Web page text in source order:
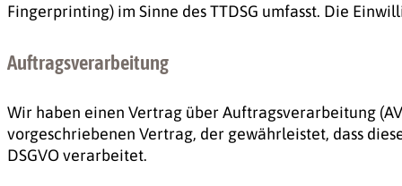
Fingerprinting) im Sinne des TTDSG umfasst. Die
Auftragsverarbeitung
Wir haben einen Vertrag über Auftragsverarbeitung
vorgeschriebenen Vertrag, der gewährleistet, dass
DSGVO verarbeitet.